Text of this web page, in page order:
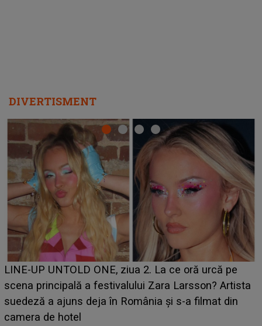
DIVERTISMENT
Ce a dezvăluit noua concurentă din "Casa Iubirii" l-a
luat prin surprindere pe Emanuel. CINE ESTE
BĂIATUL VIZAT de Alexandra?! Aflându-se în fața
faptului împlinit, A RECUNOSCUT IMEDIAT: "Am